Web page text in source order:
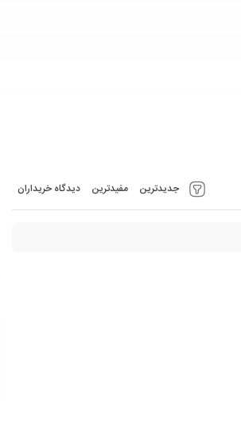
جدیدترین مفیدترین دیدگاه خریداران